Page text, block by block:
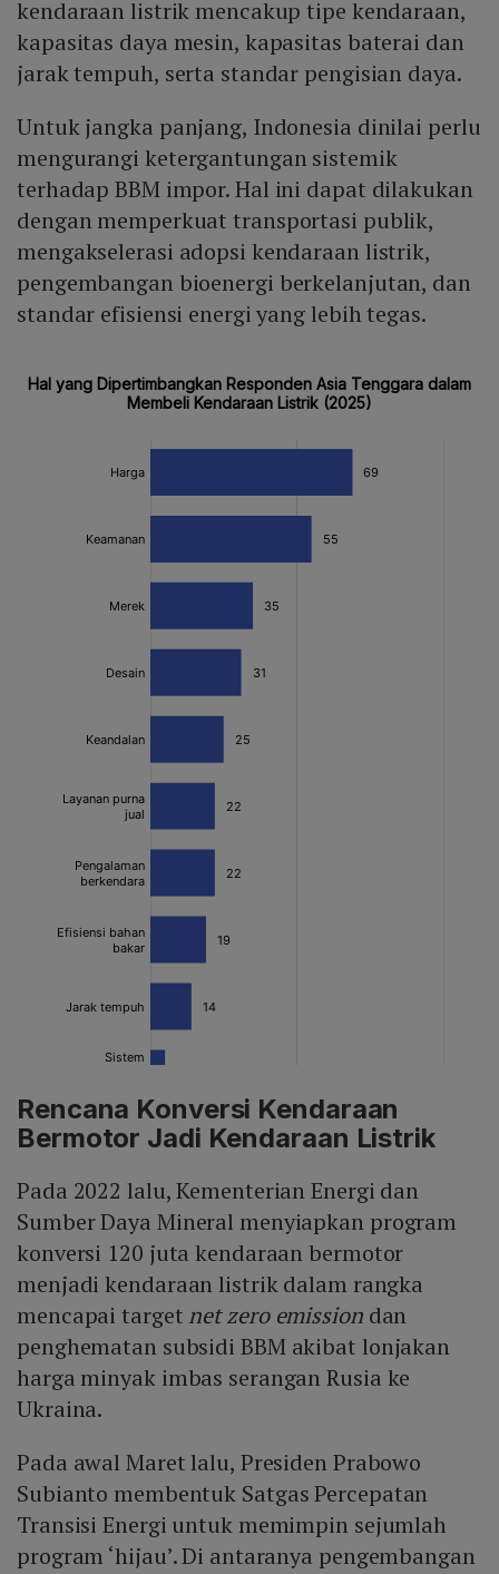
kendaraan listrik mencakup tipe kendaraan,
kapasitas daya mesin, kapasitas baterai dan
jarak tempuh, serta standar pengisian daya.
Untuk jangka panjang, Indonesia dinilai perlu
mengurangi ketergantungan sistemik
terhadap BBM impor. Hal ini dapat dilakukan
dengan memperkuat transportasi publik,
mengakselerasi adopsi kendaraan listrik,
pengembangan bioenergi berkelanjutan, dan
standar efisiensi energi yang lebih tegas.
Rencana Konversi Kendaraan
Bermotor Jadi Kendaraan Listrik
Pada 2022 lalu, Kementerian Energi dan
Sumber Daya Mineral menyiapkan program
konversi 120 juta kendaraan bermotor
menjadi kendaraan listrik dalam rangka
mencapai target net zero emission dan
penghematan subsidi BBM akibat lonjakan
harga minyak imbas serangan Rusia ke
Ukraina.
Pada awal Maret lalu, Presiden Prabowo
Subianto membentuk Satgas Percepatan
Transisi Energi untuk memimpin sejumlah
program ‘hijau’. Di antaranya pengembangan